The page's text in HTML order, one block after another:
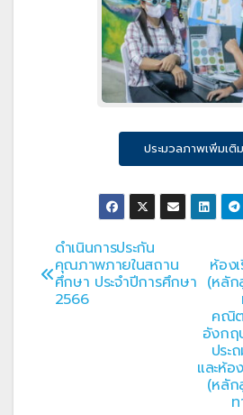
ประมวลภาพเพิ่มเ
แนะแนว
เรื่อง
ห้อง
(หลัก
คณิต
อังกฤ
ประ
และห้อ
(หลัก
ดำเนินการประกัน
คุณภาพภายในสถาน
ศึกษา ประจำปีการศึกษา
2566